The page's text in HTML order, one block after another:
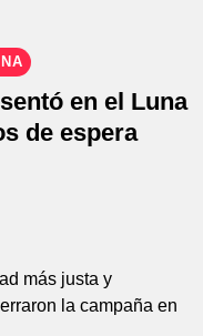
en el Luna
de espera